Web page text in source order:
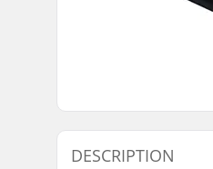
DESCRIPTION